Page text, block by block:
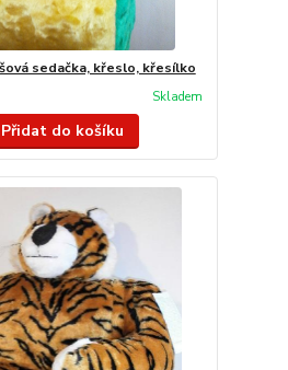
sedačka, křeslo, křesílko
Skladem
Přidat do košíku